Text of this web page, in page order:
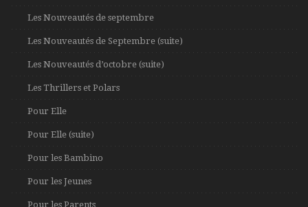
Les Nouveautés de septembre
Les Nouveautés de Septembre (suite)
Les Nouveautés d’octobre (suite)
Les Thrillers et Polars
Pour Elle
Pour Elle (suite)
Pour les Bambino
Pour les Jeunes
Pour les Parents